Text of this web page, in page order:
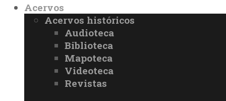
Acervos
Acervos históricos
Audioteca
Biblioteca
Mapoteca
Videoteca
Revistas